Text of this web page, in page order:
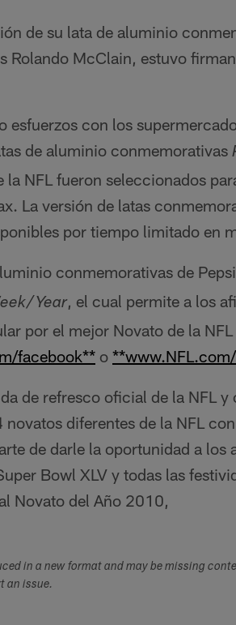
de su lata de aluminio
Rolando McClain, estuvo
esfuerzos con los
de aluminio conmemorativas
la NFL fueron seleccionados
La versión de latas
por tiempo limitado en
conmemorativas de
Year, el cual permite a los
por el mejor Novato de la
facebook** o
de refresco oficial de la NFL
diferentes de la NFL
de darle la oportunidad a los
Bowl XLV y todas las
Novato del Año 2010,
in a new format and may be missing
an issue.